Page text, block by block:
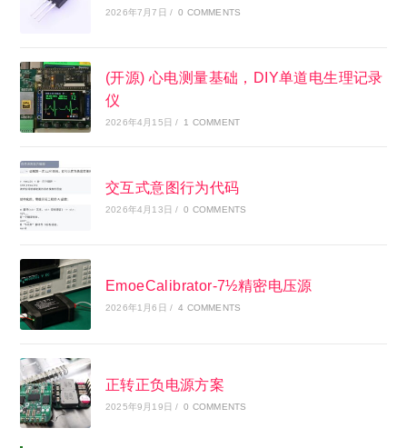
2026年7月7日 / 0 COMMENTS
(开源) 心电测量基础，DIY单道电生理记录
仪
2026年4月15日 / 1 COMMENT
交互式意图行为代码
2026年4月13日 / 0 COMMENTS
EmoeCalibrator-7½精密电压源
2026年1月6日 / 4 COMMENTS
正转正负电源方案
2025年9月19日 / 0 COMMENTS